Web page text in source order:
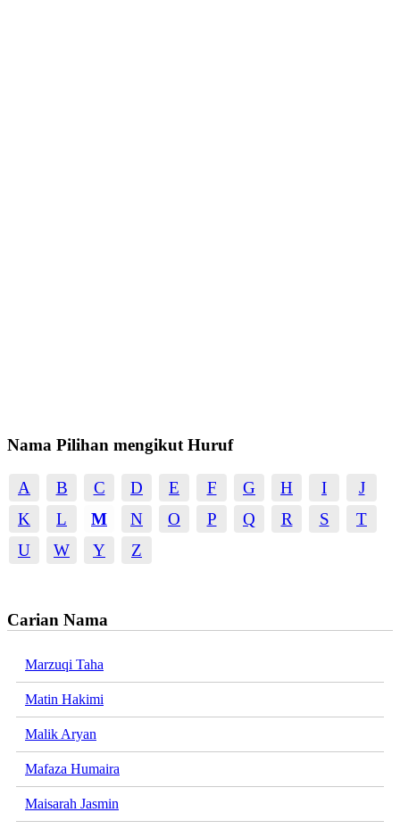
Nama Pilihan mengikut Huruf
A B C D E F G H I
J
K
L M N O P Q R S
T
U
W Y Z
Carian Nama
Marzuqi Taha
Matin Hakimi
Malik Aryan
Mafaza Humaira
Maisarah Jasmin